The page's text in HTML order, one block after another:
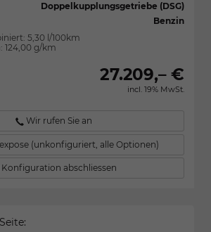
Doppelkupplungsgetriebe (DSG)
Benzin
5,30 l/100km
124,00 g/km
27.209,– €
incl. 19% MwSt.
Wir rufen Sie an
(unkonfiguriert, alle Optionen)
Konfiguration abschliessen